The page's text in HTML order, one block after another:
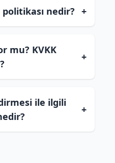
nedir? +
mu? KVKK
+
ile ilgili
+